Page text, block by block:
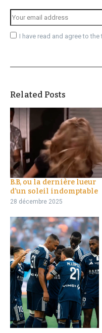
I have read and agree to
Related Posts
B.B, ou la dernière lueur
d’un soleil indomptable
28 décembre 2025